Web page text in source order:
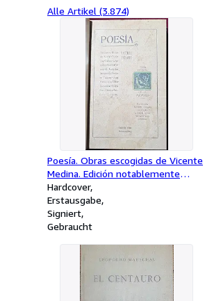
Alle Artikel (3.874)
Poesía. Obras escogidas de Vicente
Medina. Edición notablemente
corregida por el autor y aumentada
con nuevas composiciones.
Hardcover
Erstausgabe
Signiert
Gebraucht